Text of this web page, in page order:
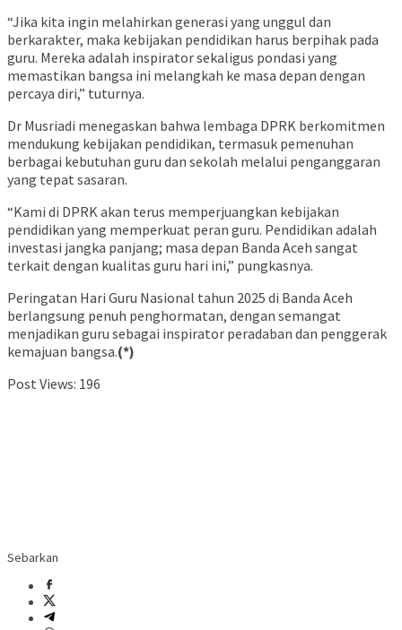
“Jika kita ingin melahirkan generasi yang unggul dan
berkarakter, maka kebijakan pendidikan harus berpihak pada
guru. Mereka adalah inspirator sekaligus pondasi yang
memastikan bangsa ini melangkah ke masa depan dengan
percaya diri,” tuturnya.
Dr Musriadi menegaskan bahwa lembaga DPRK berkomitmen
mendukung kebijakan pendidikan, termasuk pemenuhan
berbagai kebutuhan guru dan sekolah melalui penganggaran
yang tepat sasaran.
“Kami di DPRK akan terus memperjuangkan kebijakan
pendidikan yang memperkuat peran guru. Pendidikan adalah
investasi jangka panjang; masa depan Banda Aceh sangat
terkait dengan kualitas guru hari ini,” pungkasnya.
Peringatan Hari Guru Nasional tahun 2025 di Banda Aceh
berlangsung penuh penghormatan, dengan semangat
menjadikan guru sebagai inspirator peradaban dan penggerak
kemajuan bangsa.(*)
Post Views: 196
Sebarkan